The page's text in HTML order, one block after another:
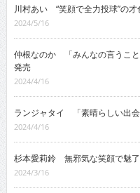
川村あい “笑顔で全力投球”の
2024/5/16
仲根なのか 「みんなの言うこ
発売
2024/4/16
ランジャタイ 「素晴らしい出会
2024/4/16
杉本愛莉鈴 無邪気な笑顔で魅了
2024/3/16